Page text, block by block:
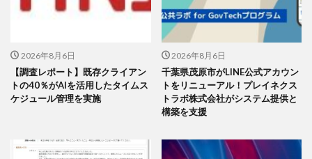
2026年8月6日
【調査レポート】既存クライアン
トの40％がAIを活用したタイムス
ケジュール管理を実施
2026年8月6日
千葉県茂原市がLINE公式アカウン
トをリニューアル！プレイネクス
トラボ株式会社がシステム提供と
構築を支援